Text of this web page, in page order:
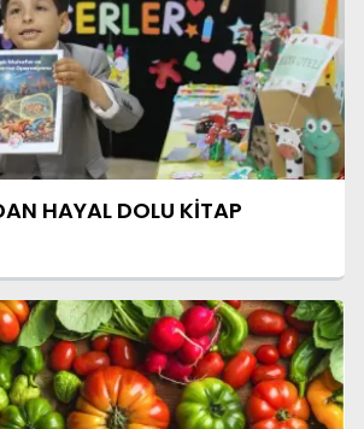
HAYAL DOLU KİTAP